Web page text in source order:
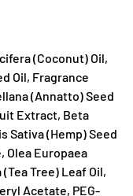
(Coconut) Oil,
Oil, Fragrance
(Annatto) Seed
Extract, Beta
Sativa (Hemp) Seed
Olea Europaea
Tree) Leaf Oil,
Acetate, PEG-